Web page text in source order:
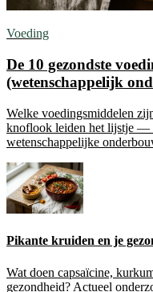
Voeding
De 10 gezondste
(wetenschappelijk
Welke voedingsmiddelen
knoflook leiden het lijstje —
wetenschappelijke
Pikante kruiden en je
Wat doen capsaïcine,
gezondheid? Actueel